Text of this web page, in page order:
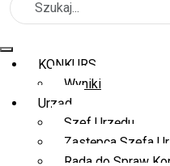
Szukaj
KONKURS
Wyniki
Urząd
Szef Urzędu
Zastępca Szefa
Rada do Spraw